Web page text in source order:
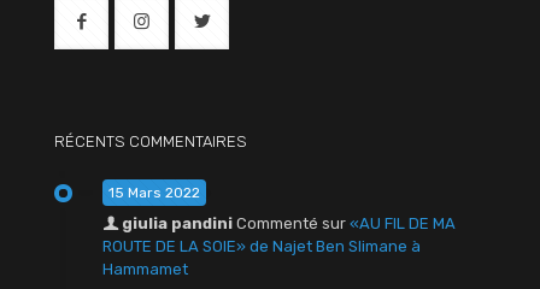
RÉCENTS COMMENTAIRES
15 Mars 2022
giulia pandini Commenté sur «AU FIL DE MA
ROUTE DE LA SOIE» de Najet Ben Slimane à
Hammamet